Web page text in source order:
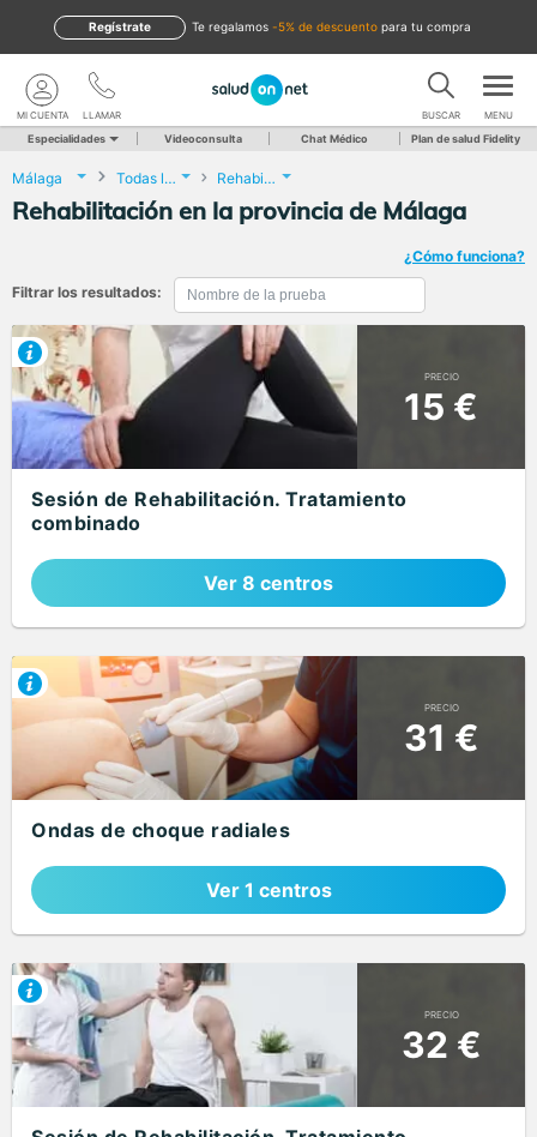
te regalamos -5% de descuento para tu compra
Regístrate
LLAMAR
MI CUENTA BUSCAR MENU
Especialidades Videoconsulta Chat Médico Plan de salud Fidelity
Málaga Todas las localidades Rehabilitación
Rehabilitación en la provincia de Málaga
¿Cómo funciona?
Filtrar los resultados:
PRECIO
15 €
Sesión de Rehabilitación. Tratamiento
combinado
Ver 8 centros
PRECIO
31 €
Ondas de choque radiales
Ver 1 centros
PRECIO
32 €